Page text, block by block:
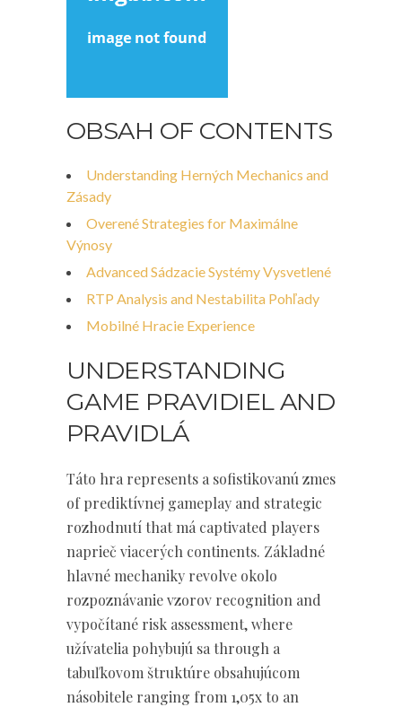
OBSAH OF CONTENTS
Understanding Herných Mechanics and
Zásady
Overené Strategies for Maximálne
Výnosy
Advanced Sádzacie Systémy Vysvetlené
RTP Analysis and Nestabilita Pohľady
Mobilné Hracie Experience
UNDERSTANDING
GAME PRAVIDIEL AND
PRAVIDLÁ
Táto hra represents a sofistikovanú zmes
of prediktívnej gameplay and strategic
rozhodnutí that má captivated players
naprieč viacerých continents. Základné
hlavné mechaniky revolve okolo
rozpoznávanie vzorov recognition and
vypočítané risk assessment, where
užívatelia pohybujú sa through a
tabuľkovom štruktúre obsahujúcom
násobitele ranging from 1,05x to an